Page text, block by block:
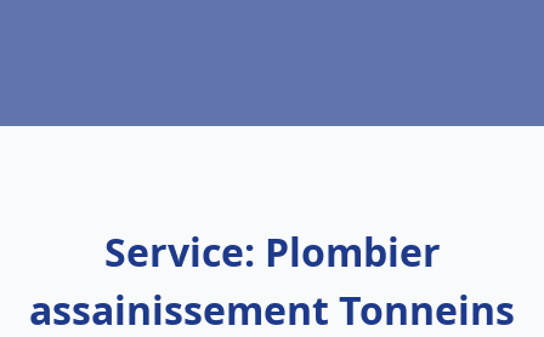
Service: Plombier
assainissement Tonneins